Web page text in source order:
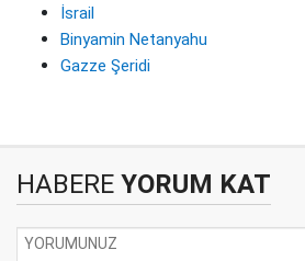
İsrail
Binyamin Netanyahu
Gazze Şeridi
HABERE YORUM KAT